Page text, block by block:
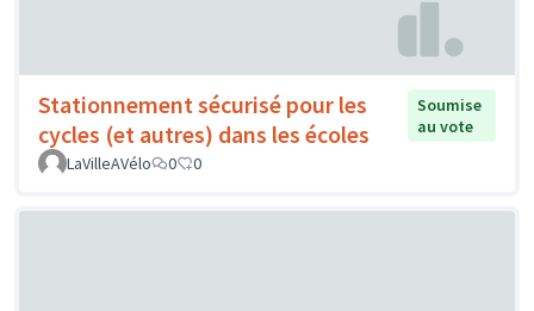
Stationnement sécurisé pour les
cycles (et autres) dans les écoles
Soumise
au vote
LaVilleAVélo
0 0